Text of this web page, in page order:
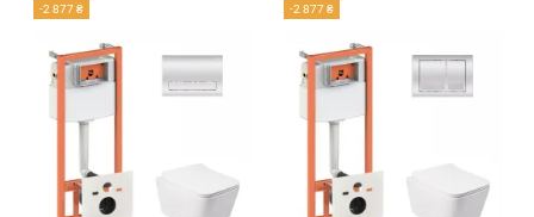
-2 877 ₴ -2 877 ₴